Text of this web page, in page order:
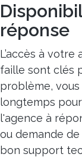
réponse
L’accès à
faille sont clés
problème,
longtemps
l'agence à
ou demande
bon support